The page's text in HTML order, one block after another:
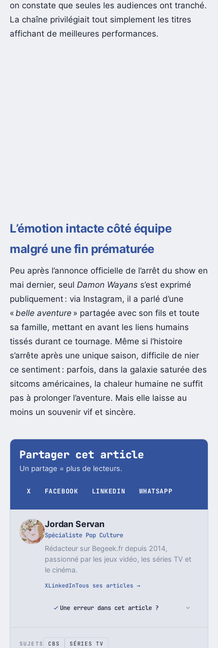
on constate que seules les audiences ont tranché.
La chaîne privilégiait tout simplement les titres
affichant de meilleures performances.
L’émotion intacte côté équipe
malgré une fin prématurée
Peu après l’annonce officielle de l’arrêt du show en
mai dernier, seul Damon Wayans s’est exprimé
publiquement : via Instagram, il a parlé d’une
« belle aventure » partagée avec son fils et toute
sa famille, mettant en avant les liens humains
tissés durant ce tournage. Même si l’histoire
s’arrête après une unique saison, difficile de nier
ce sentiment : parfois, dans la galaxie saturée des
sitcoms américaines, la chaleur humaine ne suffit
pas à prolonger l’aventure. Mais elle laisse au
moins un souvenir vif et sincère.
Partager cet article
Un partage = plus de lecteurs.
X FACEBOOK LINKEDIN WHATSAPP
Jordan Servan
Spécialiste Pop Culture
Rédacteur sur Begeek.fr depuis 2014,
passionné par les jeux vidéo, les séries TV et
le cinéma.
XLinkedInTous ses articles →
Une erreur dans cet article ?
SUJETS CBS SÉRIES TV